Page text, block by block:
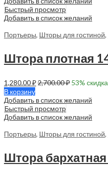
Быстрый просмотр
Добавить в список желаний
Портьеры, Шторы для гостиной,
1,280.00₽2,700.00₽ 53% скидка
В корзину
Добавить в список желаний
Быстрый просмотр
Добавить в список желаний
Портьеры, Шторы для гостиной,